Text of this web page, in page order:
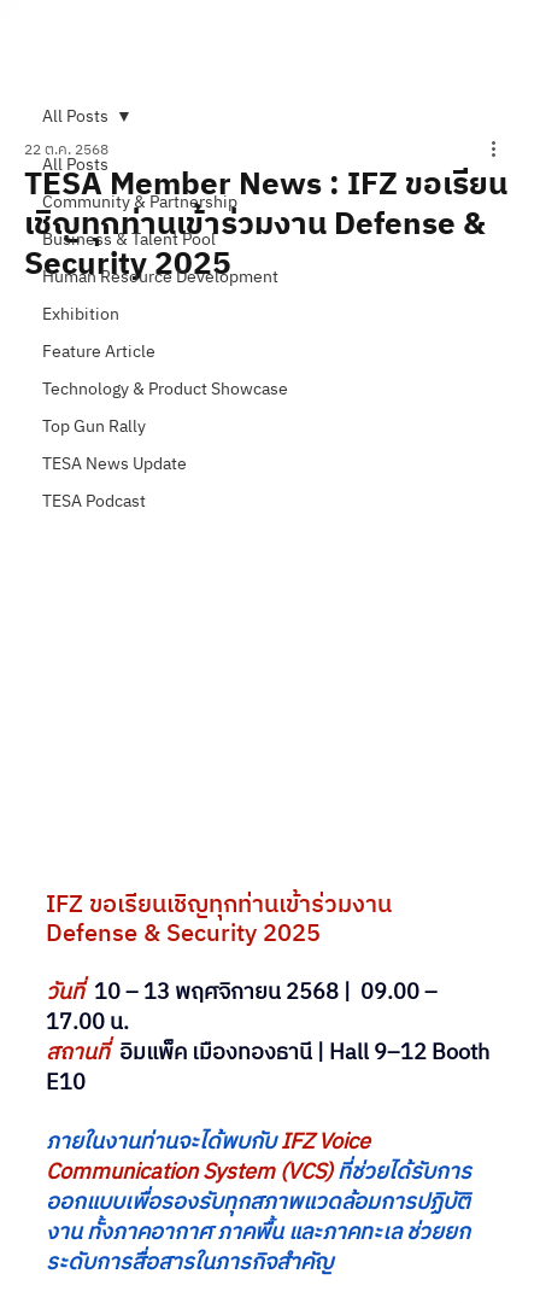
All Posts
Community & Partnership
Business & Talent Pool
Human Resource Development
Exhibition
Feature Article
Technology & Product Showcase
Top Gun Rally
TESA News Update
TESA Podcast
All Posts
TESA Member News : IFZ ขอเรียน
เชิญทุกท่านเข้าร่วมงาน Defense &
Security 2025
22 ต.ค. 2568
IFZ ขอเรียนเชิญทุกท่านเข้าร่วมงาน
Defense & Security 2025
วันที่ 10 – 13 พฤศจิกายน 2568 |  09.00 –
17.00 น.
สถานที่ อิมแพ็ค เมืองทองธานี | Hall 9–12 Booth
E10
ภายในงานท่านจะได้พบกับ IFZ Voice
Communication System (VCS) ที่ช่วยได้รับการ
ออกแบบเพื่อรองรับทุกสภาพแวดล้อมการปฏิบัติ
งาน ทั้งภาคอากาศ ภาคพื้น และภาคทะเล ช่วยยก
ระดับการสื่อสารในภารกิจสำคัญ